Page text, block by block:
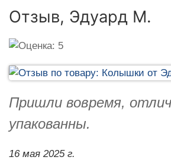
Отзыв, Эдуард М.
Пришли вовремя,
упакованны.
16 мая 2025 г.